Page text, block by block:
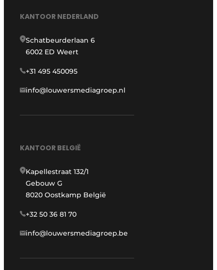
KANTOOR NEDERLAND
Schatbeurderlaan 6
6002 ED Weert
+31 495 450095
info@louwersmediagroep.nl
KANTOOR BELGIË
Kapellestraat 132/1
Gebouw G
8020 Oostkamp België
+32 50 36 81 70
info@louwersmediagroep.be